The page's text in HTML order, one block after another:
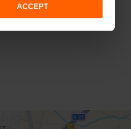
ACCEPT